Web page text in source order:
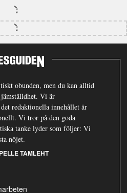
obunden, men du kan alltid
Vi är
redaktionella innehållet är
Vi tror på den goda
tanke lyder som följer: Vi
nöjet.
PELLE TAMLEHT